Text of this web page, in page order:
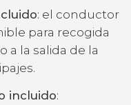
: el conductor
para recogida
a la salida de la
incluido: